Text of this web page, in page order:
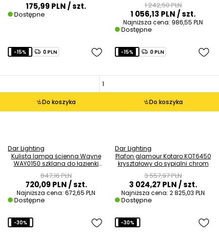
175,99 PLN/ szt.
Dostępne
1 242,50 PLN
1 056,13 PLN/ szt.
Najniższa cena: 986,55 PLN
Dostępne
Do koszyka
-15% 0 PLN
Dar Lighting
Kulista lampa ścienna Wayne
WAY0150 szklana do łazienki
847,16 PLN
720,09 PLN/ szt.
Najniższa cena: 672,65 PLN
Dostępne
Do koszyka
-15% 0 PLN
Dar Lighting
Plafon glamour Kotaro KOT6450
kryształowy do sypialni chrom
3 557,97 PLN
3 024,27 PLN/ szt.
Najniższa cena: 2 825,03 PLN
Dostępne
-30% -30%